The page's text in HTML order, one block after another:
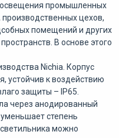
освещения промышленных
производственных цехов,
помещений и других
В основе этого
Nichia. Корпус
устойчив к воздействию
защиты – IP65.
через анодированный
степень
можно